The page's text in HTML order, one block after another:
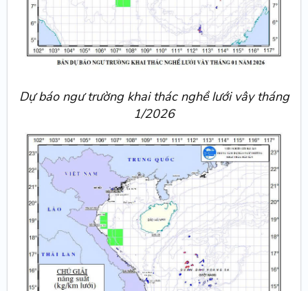
Dự báo ngư trường khai thác nghề lưới vây tháng
1/2026